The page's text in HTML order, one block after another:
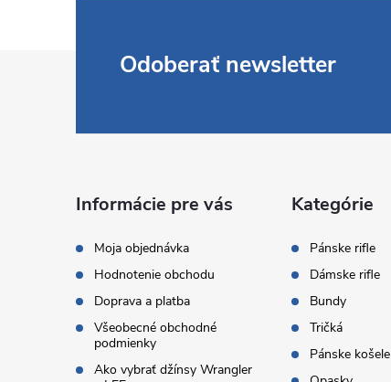
Odoberať newsletter
Informácie pre vás
Moja objednávka
Hodnotenie obchodu
Doprava a platba
Všeobecné obchodné
podmienky
Ako vybrať džínsy Wrangler
Kategórie
Pánske rifle
Dámske rifle
Bundy
Tričká
Pánske košele